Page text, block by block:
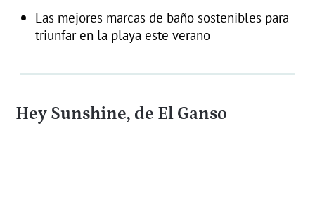
Las mejores marcas de baño sostenibles para
triunfar en la playa este verano
Hey Sunshine, de El Ganso